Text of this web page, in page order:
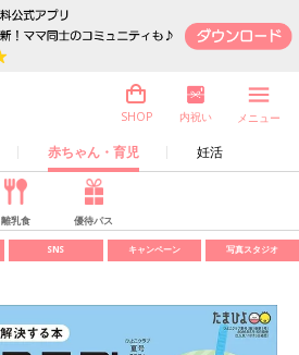
赤ちゃん・育児 妊活
SHOP 内祝い メニュー
離乳食 優待パス
SNS キャンペーン 写真スタジオ